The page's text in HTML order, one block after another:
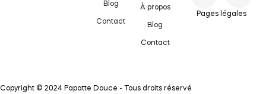
Blog
Contact
À propos
Blog
Contact
Pages légales
Copyright © 2024 Papatte Douce - Tous droits réservé